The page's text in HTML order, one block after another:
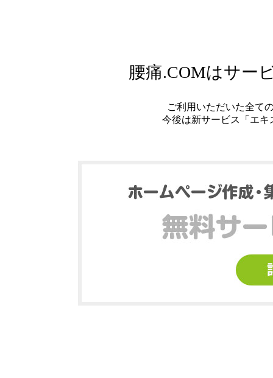
腰痛.COMはサー
ご利用いただいた全て
今後は新サービス「エ